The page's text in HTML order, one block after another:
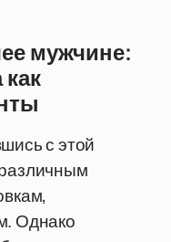
мужчине:
с этой
Однако